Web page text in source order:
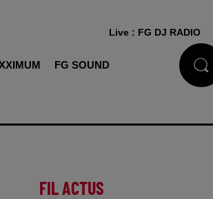
FG SOUND
Live : FG DJ RADIO
FIL ACTUS